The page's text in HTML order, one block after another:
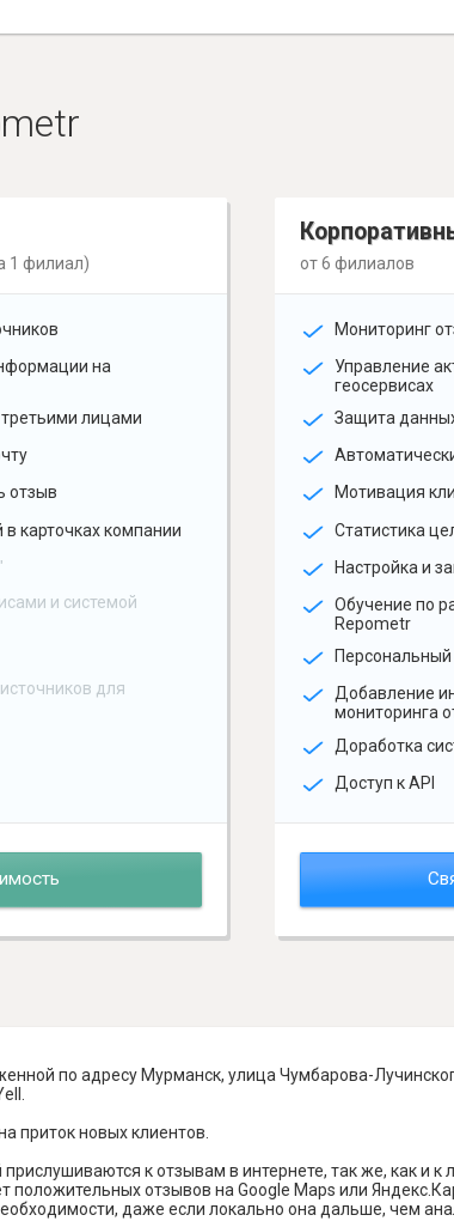
1 филиал)
на
лицами
отзыв
карточках компании
и системой
для
от 6 филиалов
Мониторинг
Управление
геосервисах
Защита
Мотивация
Статистика
Настройка и
Обучение по
Repometr
Добавление
мониторинга
Доработка
Доступ к API
по адресу Мурманск, улица Чумбарова-
приток новых клиентов.
к отзывам в интернете, так же, как и
отзывов на Google Maps или
даже если локально она дальше, чем